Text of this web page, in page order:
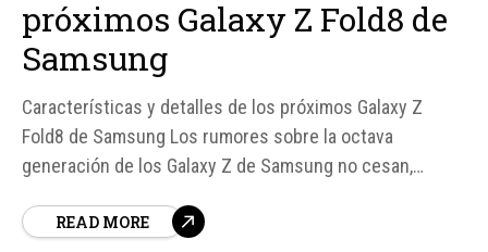
próximos Galaxy Z Fold8 de
Samsung
Características y detalles de los próximos Galaxy Z
Fold8 de Samsung Los rumores sobre la octava
generación de los Galaxy Z de Samsung no cesan,
en el mercado de los teléfonos plegables. Según
READ MORE